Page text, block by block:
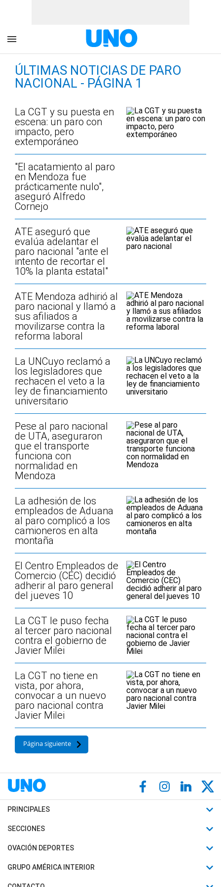
ÚLTIMAS NOTICIAS DE PARO
NACIONAL - PÁGINA 1
La CGT y su puesta en
escena: un paro con
impacto, pero
extemporáneo
"El acatamiento al paro
en Mendoza fue
prácticamente nulo",
aseguró Alfredo
Cornejo
ATE aseguró que
evalúa adelantar el
paro nacional "ante el
intento de recortar el
10% la planta estatal"
ATE Mendoza adhirió al
paro nacional y llamó a
sus afiliados a
movilizarse contra la
reforma laboral
La UNCuyo reclamó a
los legisladores que
rechacen el veto a la
ley de financiamiento
universitario
Pese al paro nacional
de UTA, aseguraron
que el transporte
funciona con
normalidad en
Mendoza
La adhesión de los
empleados de Aduana
al paro complicó a los
camioneros en alta
montaña
El Centro Empleados de
Comercio (CEC) decidió
adherir al paro general
del jueves 10
La CGT le puso fecha
al tercer paro nacional
contra el gobierno de
Javier Milei
La CGT no tiene en
vista, por ahora,
convocar a un nuevo
paro nacional contra
Javier Milei
Página siguiente
PRINCIPALES
Últimas Noticias
Política
SECCIONES
Horóscopo
Motores
OVACIÓN DEPORTES
Fútbol
Mundial
GRUPO AMÉRICA INTERIOR